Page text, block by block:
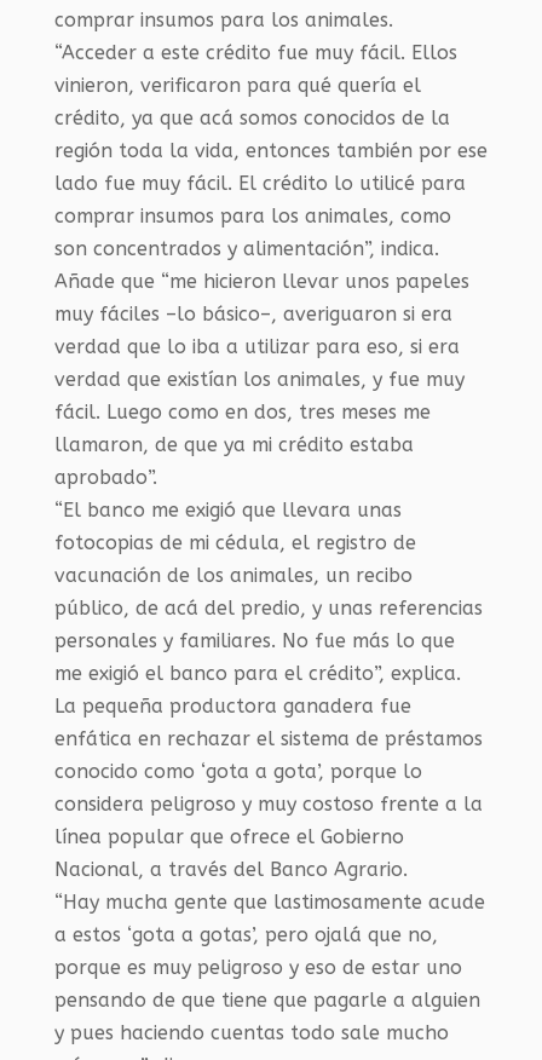
comprar insumos para los animales.
“Acceder a este crédito fue muy fácil. Ellos
vinieron, verificaron para qué quería el
crédito, ya que acá somos conocidos de la
región toda la vida, entonces también por ese
lado fue muy fácil. El crédito lo utilicé para
comprar insumos para los animales, como
son concentrados y alimentación”, indica.
Añade que “me hicieron llevar unos papeles
muy fáciles –lo básico–, averiguaron si era
verdad que lo iba a utilizar para eso, si era
verdad que existían los animales, y fue muy
fácil. Luego como en dos, tres meses me
llamaron, de que ya mi crédito estaba
aprobado”.
“El banco me exigió que llevara unas
fotocopias de mi cédula, el registro de
vacunación de los animales, un recibo
público, de acá del predio, y unas referencias
personales y familiares. No fue más lo que
me exigió el banco para el crédito”, explica.
La pequeña productora ganadera fue
enfática en rechazar el sistema de préstamos
conocido como ‘gota a gota’, porque lo
considera peligroso y muy costoso frente a la
línea popular que ofrece el Gobierno
Nacional, a través del Banco Agrario.
“Hay mucha gente que lastimosamente acude
a estos ‘gota a gotas’, pero ojalá que no,
porque es muy peligroso y eso de estar uno
pensando de que tiene que pagarle a alguien
y pues haciendo cuentas todo sale mucho